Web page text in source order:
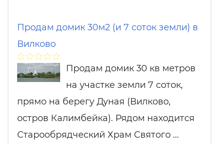
Продам домик 30м2 (и 7 соток земли) в
Вилково
Продам домик 30 кв метров
на участке земли 7 соток,
прямо на берегу Дуная (Вилково,
остров Калимбейка). Рядом находится
Старообрядческий Храм Святого …